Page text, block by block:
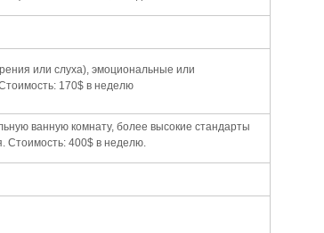
или слуха), эмоциональные или
170$ в неделю
ванную комнату, более высокие стандарты
Стоимость: 400$ в неделю.